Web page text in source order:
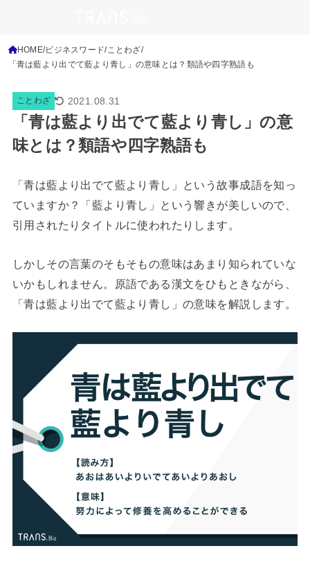
HOME ビジネスワード ことわざ
「青は藍より出でて藍より青し」の意味とは？類語や四字熟語も
ことわざ 2021.08.31
「青は藍より出でて藍より青し」の意
味とは？類語や四字熟語も
「青は藍より出でて藍より青し」という故事成語を知っ
ていますか？「藍より青し」という響きが美しいので、
引用されたりタイトルに使われたりします。
しかしその言葉のそもそもの意味はあまり知られていな
いかもしれません。原語である漢文をひもときながら、
「青は藍より出でて藍より青し」の意味を解説します。